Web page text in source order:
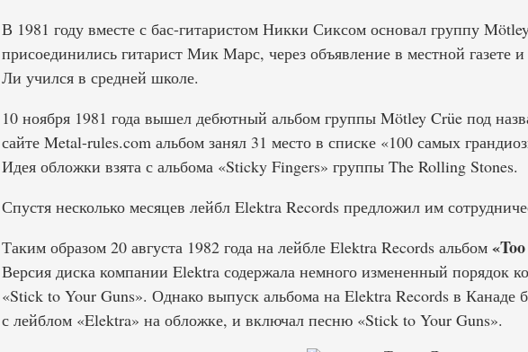
В 1981 году вместе с бас-гитаристом Никки Сиксом основал группу
присоединились гитарист Мик Марс, через объявление в местной газете
Ли учился в средней школе.
10 ноября 1981 года вышел дебютный альбом группы Mötley Crüe под
сайте Metal-rules.com альбом занял 31 место в списке «100 самых
Идея обложки взята с альбома «Sticky Fingers» группы The Rolling Stones.
Спустя несколько месяцев лейбл Elektra Records предложил им
Таким образом 20 августа 1982 года на лейбле Elektra Records альбом
Версия диска компании Elektra содержала немного измененный порядок
«Stick to Your Guns». Однако выпуск альбома на Elektra Records в Канаде
с лейблом «Elektra» на обложке, и включал песню «Stick to Your Guns».